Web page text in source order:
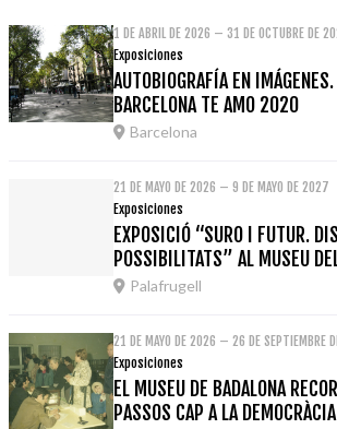
1 DE ABRIL DE 2026 – 31 DE OCTUBRE DE
Exposiciones
AUTOBIOGRAFÍA EN
BARCELONA TE AMO 2020
Barcelona
21 DE MAYO DE 2026 – 9 DE MAYO DE 2027
Exposiciones
EXPOSICIÓ “SURO I FUTUR.
POSSIBILITATS” AL MUSEU
Palafrugell
21 DE MAYO DE 2026 – 26 DE SEPTIEMBRE
Exposiciones
EL MUSEU DE BADALONA
PASSOS CAP A LA